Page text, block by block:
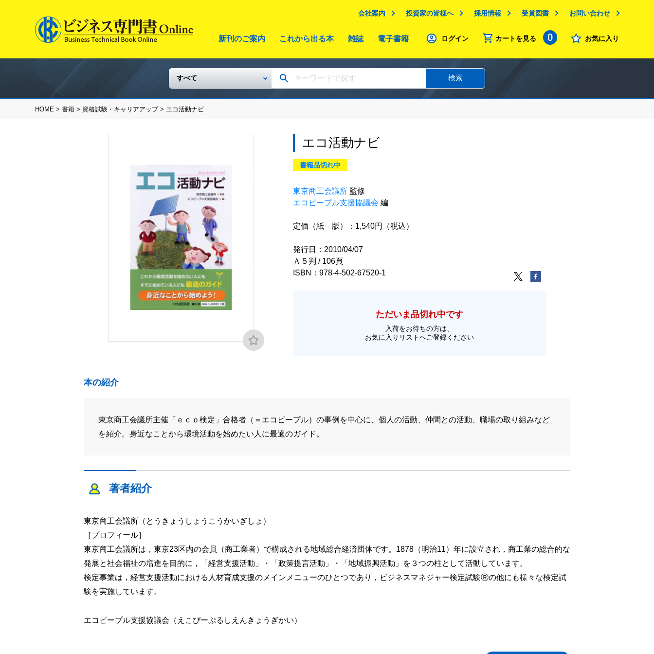
会社案内 投資家の皆様へ 採用情報 受賞図書 お問い合わせ
新刊のご案内 これから出る本 雑誌 電子書籍 ログイン カートを見る 0 お気に入り
検索
HOME > 書籍 > 資格試験・キャリアアップ> エコ活動ナビ
エコ活動ナビ
書籍品切れ中
東京商工会議所 監修
エコピープル支援協議会 編
定価（紙 版）：1,540円（税込）
発行日：2010/04/07
Ａ５判 / 106頁
ISBN：978-4-502-67520-1
ただいま品切れ中です
入荷をお待ちの方は、
お気に入りリストへご登録ください
本の紹介
東京商工会議所主催「ｅｃｏ検定」合格者（＝エコピープル）の事例を中心に、個人の活動、仲間との活動、職場の取り組みなど
を紹介。身近なことから環境活動を始めたい人に最適のガイド。
著者紹介
東京商工会議所（とうきょうしょうこうかいぎしょ）
［プロフィール］
東京商工会議所は，東京23区内の会員（商工業者）で構成される地域総合経済団体です。1878（明治11）年に設立され，商工業の総合的な
発展と社会福祉の増進を目的に，「経営支援活動」・「政策提言活動」・「地域振興活動」を３つの柱として活動しています。
検定事業は，経営支援活動における人材育成支援のメインメニューのひとつであり，ビジネスマネジャー検定試験Ⓡの他にも様々な検定試
験を実施しています。
エコピープル支援協議会（えこぴーぷるしえんきょうぎかい）